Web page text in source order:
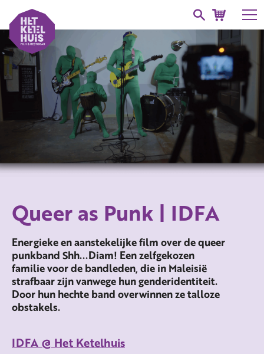
Queer as Punk | IDFA
Energieke en aanstekelijke film over de queer
punkband Shh...Diam! Een zelfgekozen
familie voor de bandleden, die in Maleisië
strafbaar zijn vanwege hun genderidentiteit.
Door hun hechte band overwinnen ze talloze
obstakels.
IDFA @ Het Ketelhuis